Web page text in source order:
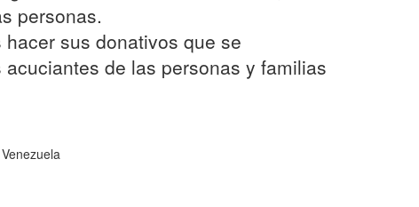
personas.
sus donativos que se
de las personas y familias